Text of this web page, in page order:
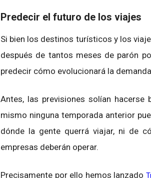
Predecir el futuro de los viajes
Si bien los destinos turísticos y los
después de tantos meses de parón
predecir cómo evolucionará la
Antes, las previsiones solían
mismo ninguna temporada anterior
dónde la gente querrá viajar, ni de
empresas deberán operar.
Precisamente por ello hemos lanzado